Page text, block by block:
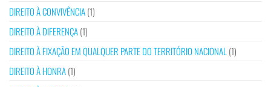
DIREITO À CONVIVÊNCIA(1)
DIREITO À DIFERENÇA(1)
DIREITO À FIXAÇÃO EM QUALQUER PARTE DO TERRITÓRIO NACIONAL(1)
DIREITO À HONRA(1)